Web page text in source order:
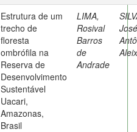
Estrutura de um
trecho de
floresta
ombrófila na
Reserva de
Desenvolvimento
Sustentável
Uacari,
Amazonas,
Brasil
LIMA,
Rosival
Barros
de
Andrade
José